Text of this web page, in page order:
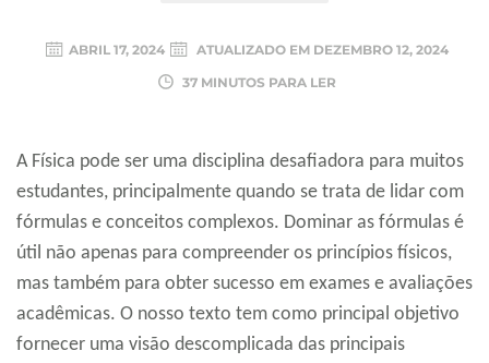
ABRIL 17, 2024 ATUALIZADO EM DEZEMBRO 12, 2024
37 MINUTOS PARA LER
A Física pode ser uma disciplina desafiadora para muitos
estudantes, principalmente quando se trata de lidar com
fórmulas e conceitos complexos. Dominar as fórmulas é
útil não apenas para compreender os princípios físicos,
mas também para obter sucesso em exames e avaliações
acadêmicas. O nosso texto tem como principal objetivo
fornecer uma visão descomplicada das principais